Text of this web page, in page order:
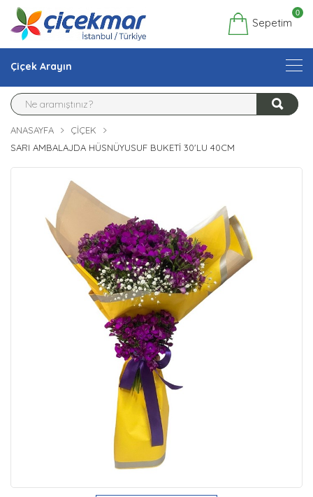
Sepetim
0
Çiçek Arayın
ANASAYFA
ÇIÇEK
SARI AMBALAJDA HÜSNÜYUSUF BUKETI 30'LU 40CM